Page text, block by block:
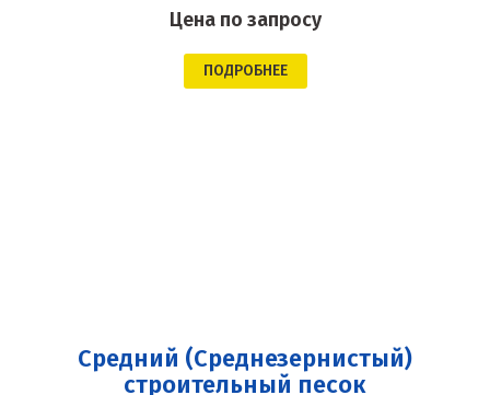
Цена по запросу
ПОДРОБНЕЕ
Средний (Среднезернистый)
строительный песок